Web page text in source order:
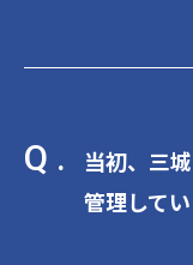
Q .
当初、三
管理して